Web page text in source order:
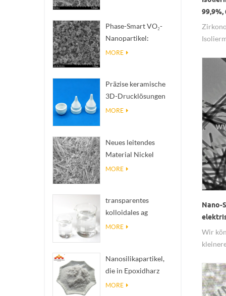
Wärmeleitfähigkeit
Phase-Smart VO₂-
Nanopartikel:
Intelligente
MORE
Präzise keramische
3D-Drucklösungen
verwandeln
MORE
Neues leitendes
Material Nickel
Nanodres Ninws
MORE
transparentes
kolloidales ag
antibakterielles
MORE
Nanosilikapartikel,
die in Epoxidharz
verwendet werden,
MORE
99,9%,
Nano-
Wir